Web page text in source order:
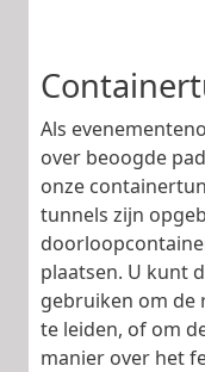
Als
over beoogde
onze
tunnels zijn
plaatsen. U kunt
gebruiken om de
te leiden, of om
manier over het